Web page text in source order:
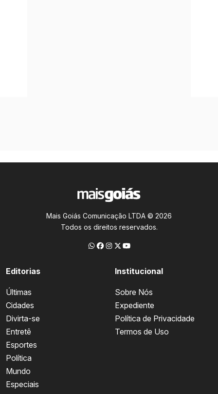
Mais Goiás Comunicação LTDA © 2026
Todos os direitos reservados.
Editorias
Últimas
Cidades
Divirta-se
Entretê
Esportes
Política
Mundo
Especiais
Institucional
Sobre Nós
Expediente
Política de Privacidade
Termos de Uso